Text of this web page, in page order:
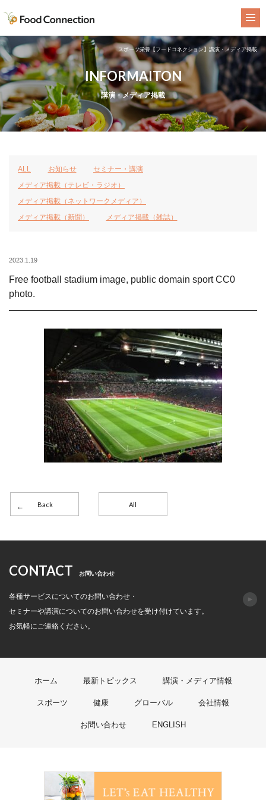
スポーツ栄養【フードコネクション】講演・メディア掲載
INFORMAITON
講演・メディア掲載
ALL お知らせ
セミナー・講演
メディア掲載（テレビ・ラジオ）
メディア掲載（ネットワークメディア）
メディア掲載（新聞）
メディア掲載（雑誌）
2023.1.19
Free football stadium image, public domain sport CC0
photo.
Back All
CONTACT お問い合わせ
各種サービスについてのお問い合わせ・
セミナーや講演についてのお問い合わせを受け付けています。
お気軽にご連絡ください。
ホーム 最新トピックス 講演・メディア情報
スポーツ 健康 グローバル 会社情報
お問い合わせ ENGLISH